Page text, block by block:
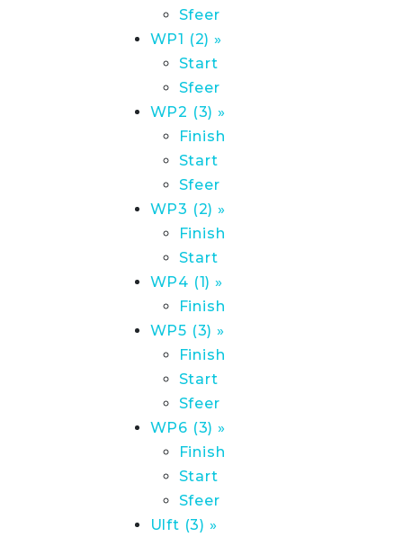
Sfeer
WP1 (2) »
Start
Sfeer
WP2 (3) »
Finish
Start
Sfeer
WP3 (2) »
Finish
Start
WP4 (1) »
Finish
WP5 (3) »
Finish
Start
Sfeer
WP6 (3) »
Finish
Start
Sfeer
Ulft (3) »